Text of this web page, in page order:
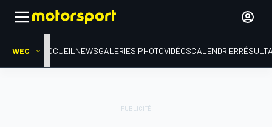
WEC ACCUEIL NEWSGALERIES PHOTOVIDÉOSCALENDRIER